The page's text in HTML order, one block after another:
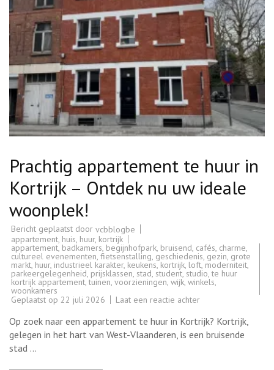
Prachtig appartement te huur in
Kortrijk – Ontdek nu uw ideale
woonplek!
Bericht geplaatst door vcbblogbe
appartement huis huur, kortrijk
appartement badkamers begijnhofpark bruisend cafés charme
cultureel evenementen fietsenstalling geschiedenis gezin grote
markt huur, industrieel karakter, keukens,kortrijk loft moderniteit
parkeergelegenheid prijsklassen stad student studio ,te huur
kortrijk appartement ,tuinen voorzieningen wijk winkels
woonkamers
Geplaatst op 22 juli 2026 Laat een reactie achterop
appartement
te
huur
in
Op zoek naar een appartement te huur in Kortrijk? Kortrijk,
gelegen in het hart van West-Vlaanderen, is een bruisende
stad …